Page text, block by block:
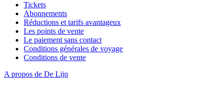
Tickets
Abonnements
Réductions et tarifs avantageux
Les points de vente
Le paiement sans contact
Conditions générales de voyage
Conditions de vente
A propos de De Lijn